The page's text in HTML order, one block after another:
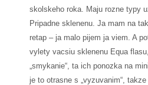
skolskeho roka. Maju rozne typy
Pripadne sklenenu. Ja mam na
retap – ja malo pijem ja viem. A
vylety vacsiu sklenenu Equa
„smykanie“, ta ich ponozka na
je to otrasne s „vyzuvanim“,